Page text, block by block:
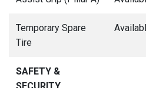
Temporary Spare
Tire
SAFETY &